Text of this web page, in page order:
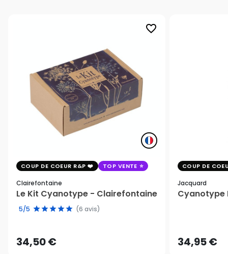
favorite_border
COUP DE COEUR R&P TOP VENTE
Clairefontaine
Le Kit Cyanotype - Clairefontaine
5/5 (6 avis)
34,50 €
COUP DE
Jacquard
Cyanotype
34,95 €